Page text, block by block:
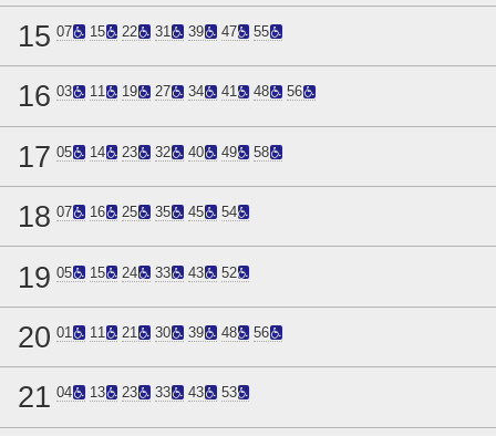
15 07 15 22 31 39 47 55
16 03 11 19 27 34 41 48 56
17 05 14 23 32 40 49 58
18 07 16 25 35 45 54
19 05 15 24 33 43 52
20 01 11 21 30 39 48 56
21 04 13 23 33 43 53